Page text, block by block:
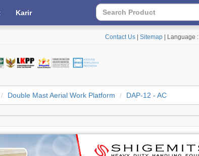
Contact Us Sitemap | Language :
Karir
Double Mast Aerial Work Platform DAP-12 - AC